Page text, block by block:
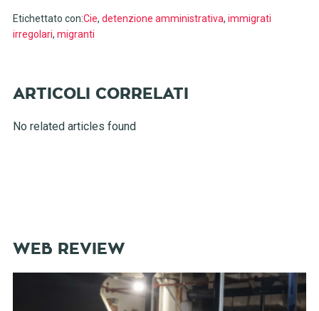
Etichettato con:Cie, detenzione amministrativa, immigrati
irregolari, migranti
No related articles found
WEB REVIEW